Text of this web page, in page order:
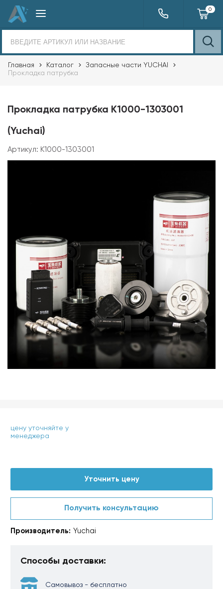
0
Главная Каталог
Запасные части YUCHAI
Прокладка патрубка
Прокладка патрубка K1000-1303001
(Yuchai)
Артикул: K1000-1303001
цену уточняйте у
менеджера
Уточнить цену
Получить консультацию
Производитель: Yuchai
Способы доставки:
Самовывоз - бесплатно